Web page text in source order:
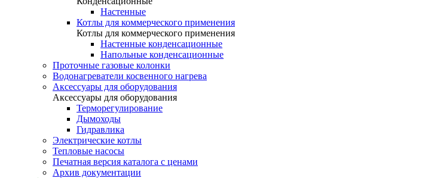
Настенные
Котлы для коммерческого применения
Котлы для коммерческого применения
Настенные конденсационные
Напольные конденсационные
Проточные газовые колонки
Водонагреватели косвенного нагрева
Аксессуары для оборудования
Аксессуары для оборудования
Терморегулирование
Дымоходы
Гидравлика
Электрические котлы
Тепловые насосы
Печатная версия каталога с ценами
Архив документации